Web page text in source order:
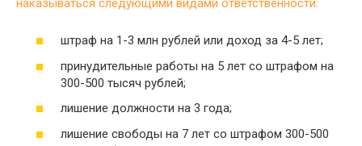
штраф на 1-3 млн рублей или доход за 4-5 лет;
принудительные работы на 5 лет со штрафом на
300-500 тысяч рублей;
лишение должности на 3 года;
лишение свободы на 7 лет со штрафом 300-500